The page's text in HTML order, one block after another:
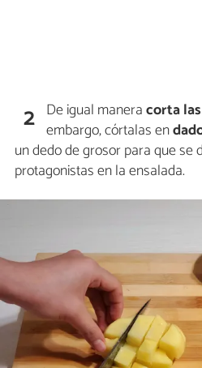
2 De igual maneracorta las
embargo, córtalas en
un dedo de grosor para que se
protagonistas en la ensalada.